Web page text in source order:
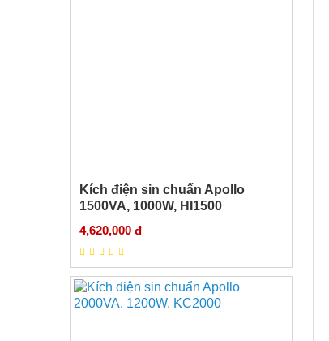
Kích điện sin chuẩn Apollo
1500VA, 1000W, HI1500
4,620,000 đ